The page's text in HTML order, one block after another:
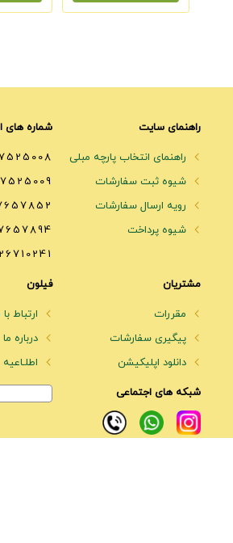
راهنمای سایت
راهنمای انتخاب پارچه مبلی
شیوه ثبت سفارشات
رویه ارسال سفارشات
شیوه پرداخت
شماره های
مشتریان
مقررات
پیگیری سفارشات
دانلود اپلیکیشن
فیلون
ارتباط با
درباره ما
اطلـاعیه
شبکه های اجتماعی